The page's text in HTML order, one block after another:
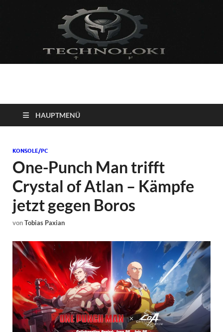
Technoloki: Gaming
und Entertainment
News
Blockbuster, Indie-Perlen und Retro-Klassiker.
HAUPTMENÜ
KONSOLE/PC
One-Punch Man trifft
Crystal of Atlan – Kämpfe
jetzt gegen Boros
vonTobias Paxian